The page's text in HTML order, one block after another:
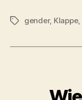
Schlagwörter
gender, Klappe,